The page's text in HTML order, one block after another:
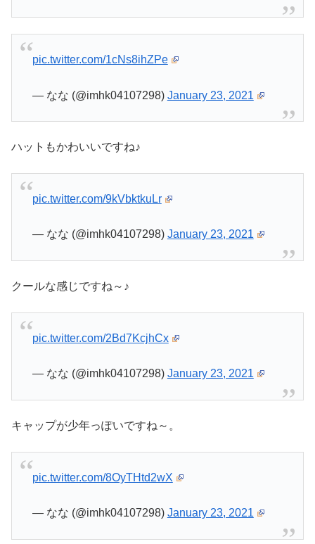
pic.twitter.com/1cNs8ihZPe
— なな (@imhk04107298) January 23, 2021
ハットもかわいいですね♪
pic.twitter.com/9kVbktkuLr
— なな (@imhk04107298) January 23, 2021
クールな感じですね～♪
pic.twitter.com/2Bd7KcjhCx
— なな (@imhk04107298) January 23, 2021
キャップが少年っぽいですね～。
pic.twitter.com/8OyTHtd2wX
— なな (@imhk04107298) January 23, 2021